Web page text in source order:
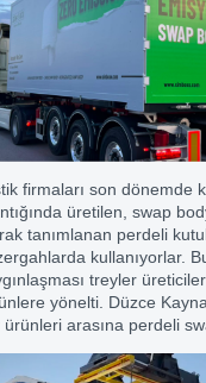
firmaları son dönemde
üretilen, swap
tanımlanan perdeli
kullanıyorlar.
treyler
yönelti. Düzce
arasına perdeli